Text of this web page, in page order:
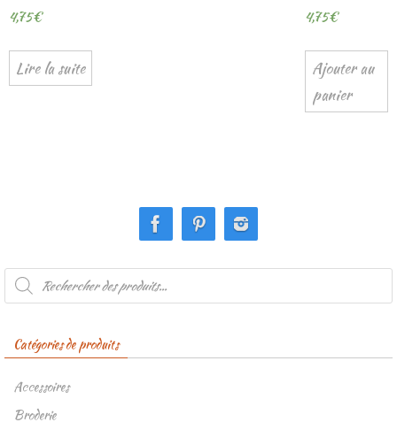
4,75€
Lire la suite
4,75€
Ajouter au
panier
Recherche
produits
Catégories de produits
Accessoires
Broderie